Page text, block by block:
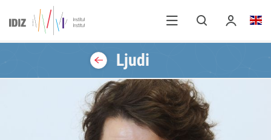
Ljudi